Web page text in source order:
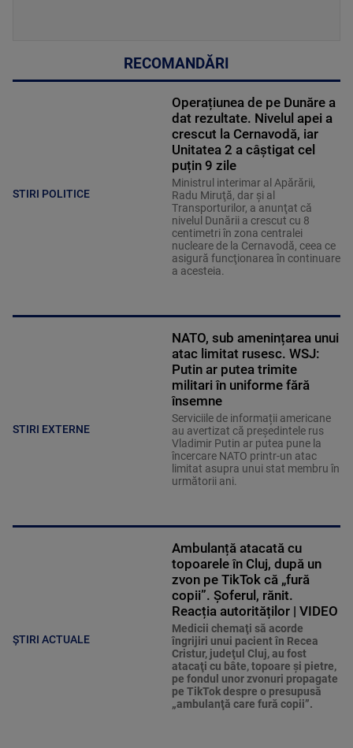
RECOMANDĂRI
STIRI POLITICE
Operațiunea de pe Dunăre a
dat rezultate. Nivelul apei a
crescut la Cernavodă, iar
Unitatea 2 a câștigat cel
puțin 9 zile
Ministrul interimar al Apărării,
Radu Miruţă, dar şi al
Transporturilor, a anunţat că
nivelul Dunării a crescut cu 8
centimetri în zona centralei
nucleare de la Cernavodă, ceea ce
asigură funcţionarea în continuare
a acesteia.
STIRI EXTERNE
NATO, sub amenințarea unui
atac limitat rusesc. WSJ:
Putin ar putea trimite
militari în uniforme fără
însemne
Serviciile de informații americane
au avertizat că președintele rus
Vladimir Putin ar putea pune la
încercare NATO printr-un atac
limitat asupra unui stat membru în
următorii ani.
ȘTIRI ACTUALE
Ambulanță atacată cu
topoarele în Cluj, după un
zvon pe TikTok că „fură
copii”. Șoferul, rănit.
Reacția autorităților | VIDEO
Medicii chemaţi să acorde
îngrijiri unui pacient în Recea
Cristur, judeţul Cluj, au fost
atacaţi cu bâte, topoare şi pietre,
pe fondul unor zvonuri propagate
pe TikTok despre o presupusă
„ambulanţă care fură copii”.